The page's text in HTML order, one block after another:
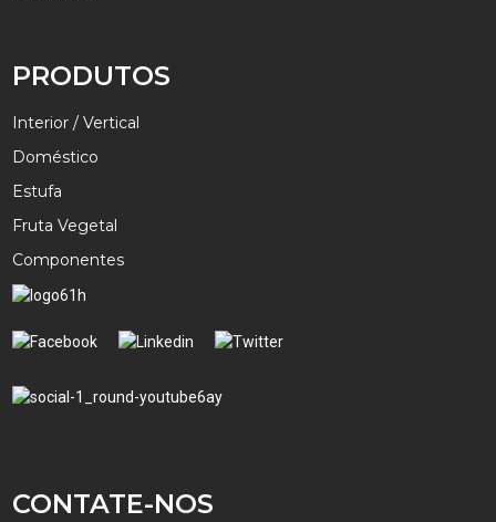
PRODUTOS
Interior / Vertical
Doméstico
Estufa
Fruta Vegetal
Componentes
CONTATE-NOS